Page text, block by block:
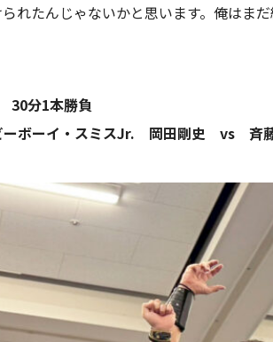
れたんじゃないかと思います。俺はま
30分1本勝負
ーボーイ・スミスJr. 岡田剛史 vs 斉